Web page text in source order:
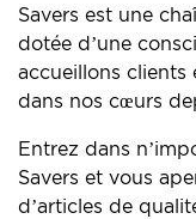
Savers est une
dotée d’une
accueillons clients
dans nos cœurs
Entrez dans
Savers et vous
d’articles de